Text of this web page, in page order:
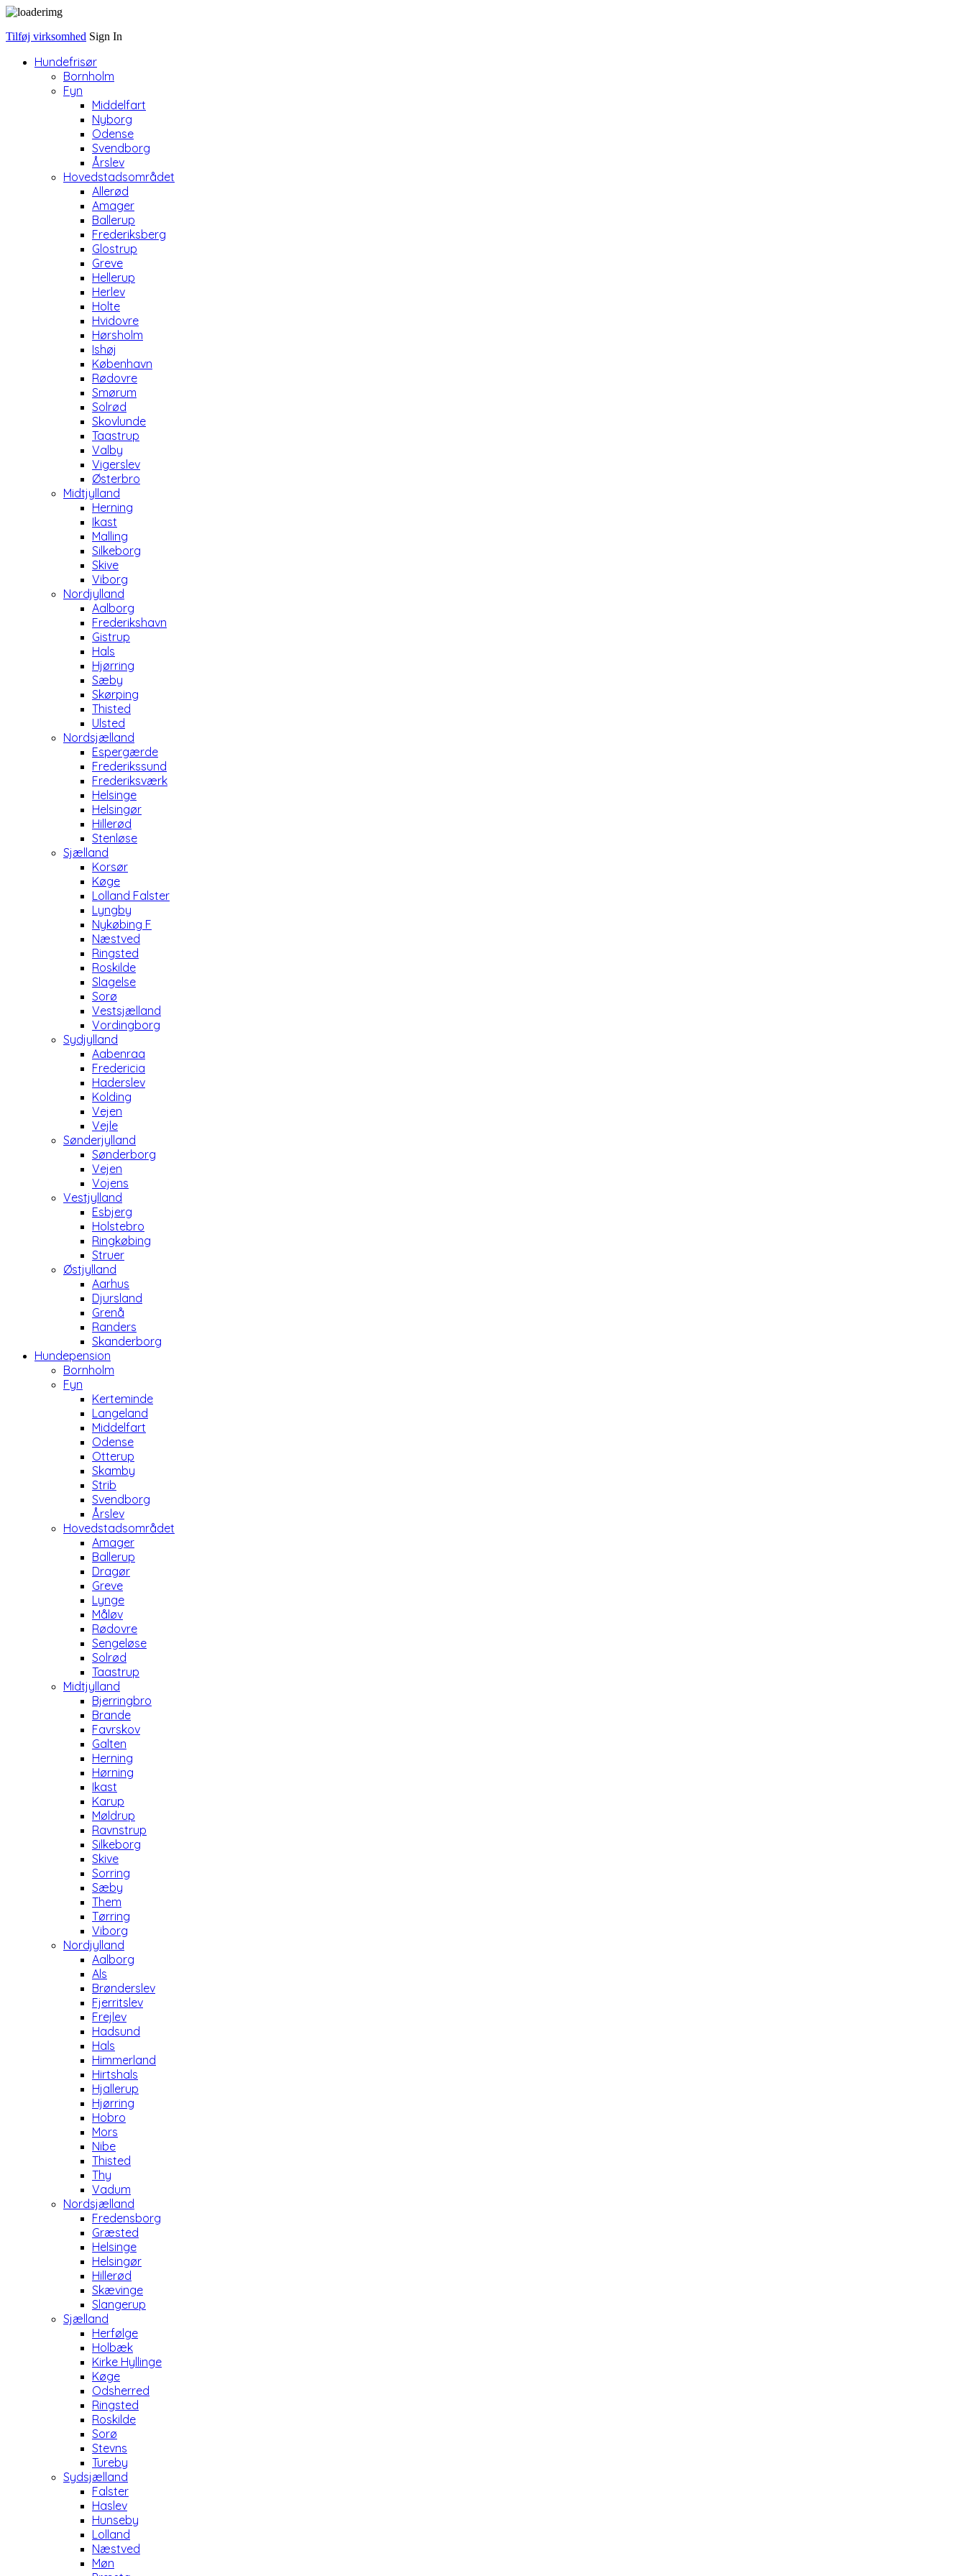
Tilføj virksomhed Sign In
Hundefrisør
Bornholm
Fyn
Middelfart
Nyborg
Odense
Svendborg
Årslev
Hovedstadsområdet
Allerød
Amager
Ballerup
Frederiksberg
Glostrup
Greve
Hellerup
Herlev
Holte
Hvidovre
Hørsholm
Ishøj
København
Rødovre
Smørum
Solrød
Skovlunde
Taastrup
Valby
Vigerslev
Østerbro
Midtjylland
Herning
Ikast
Malling
Silkeborg
Skive
Viborg
Nordjylland
Aalborg
Frederikshavn
Gistrup
Hals
Hjørring
Sæby
Skørping
Thisted
Ulsted
Nordsjælland
Espergærde
Frederikssund
Frederiksværk
Helsinge
Helsingør
Hillerød
Stenløse
Sjælland
Korsør
Køge
Lolland Falster
Lyngby
Nykøbing F
Næstved
Ringsted
Roskilde
Slagelse
Sorø
Vestsjælland
Vordingborg
Sydjylland
Aabenraa
Fredericia
Haderslev
Kolding
Vejen
Vejle
Sønderjylland
Sønderborg
Vejen
Vojens
Vestjylland
Esbjerg
Holstebro
Ringkøbing
Struer
Østjylland
Aarhus
Djursland
Grenå
Randers
Skanderborg
Hundepension
Bornholm
Fyn
Kerteminde
Langeland
Middelfart
Odense
Otterup
Skamby
Strib
Svendborg
Årslev
Hovedstadsområdet
Amager
Ballerup
Dragør
Greve
Lynge
Måløv
Rødovre
Sengeløse
Solrød
Taastrup
Midtjylland
Bjerringbro
Brande
Favrskov
Galten
Herning
Hørning
Ikast
Karup
Møldrup
Ravnstrup
Silkeborg
Skive
Sorring
Sæby
Them
Tørring
Viborg
Nordjylland
Aalborg
Als
Brønderslev
Fjerritslev
Frejlev
Hadsund
Hals
Himmerland
Hirtshals
Hjallerup
Hjørring
Hobro
Mors
Nibe
Thisted
Thy
Vadum
Nordsjælland
Fredensborg
Græsted
Helsinge
Helsingør
Hillerød
Skævinge
Slangerup
Sjælland
Herfølge
Holbæk
Kirke Hyllinge
Køge
Odsherred
Ringsted
Roskilde
Sorø
Stevns
Tureby
Sydsjælland
Falster
Haslev
Hunseby
Lolland
Næstved
Møn